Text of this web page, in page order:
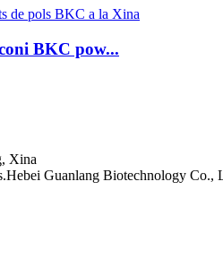
BKC pow...
Xina
Guanlang Biotechnology